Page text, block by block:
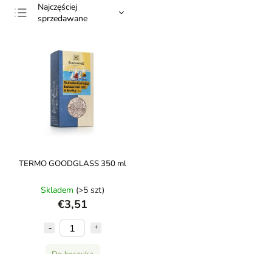
Najczęściej
sprzedawane
Najdroższe
Alfabetycznie
TERMO GOODGLASS 350 ml
Skladem (>5 szt)
€3,51